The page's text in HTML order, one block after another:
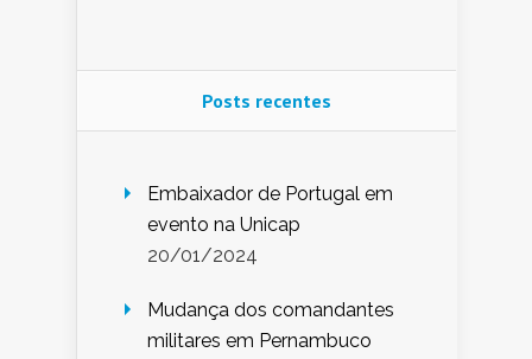
Posts recentes
Embaixador de Portugal em
evento na Unicap
20/01/2024
Mudança dos comandantes
militares em Pernambuco